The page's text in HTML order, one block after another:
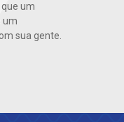
um
um
sua gente.